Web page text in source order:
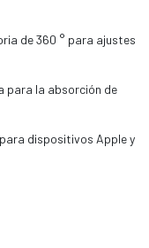
de 360 ° para ajustes
para la absorción de
dispositivos Apple y